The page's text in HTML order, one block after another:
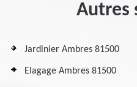
Autres
Jardinier Ambres 81500
Elagage Ambres 81500